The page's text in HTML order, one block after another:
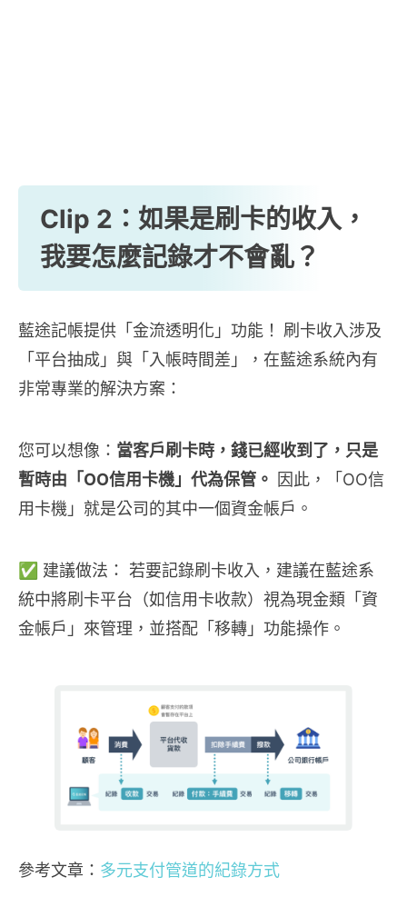
Clip 2：如果是刷卡的收入，
我要怎麼記錄才不會亂？
藍途記帳提供「金流透明化」功能！
刷卡收入涉及
「平台抽成」與「入帳時間差」，在藍途系統內有
非常專業的解決方案：
您可以想像： 當客戶刷卡時，錢已經收到了，只是
暫時由「OO信用卡機」代為保管。 因此，「OO信
用卡機」就是公司的其中一個資金帳戶。
✅ 建議做法： 若要記錄刷卡收入，建議在藍途系
統中將刷卡平台（如信用卡收款）視為現金類「資
金帳戶」來管理，並搭配「移轉」功能操作。
參考文章： 多元支付管道的紀錄方式